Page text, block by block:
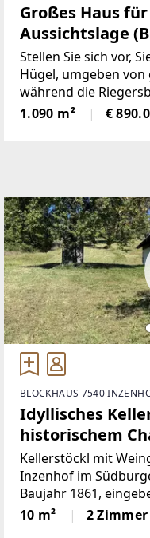
Großes Haus
Aussichtslage
Weingärten)
Stellen Sie sich vor,
Hügel, umgeben
während die
erscheint – genau
Hügellandschaft von
1.090 m² €
BLOCKHAUS 7540
Idyllisches
historischem
Weingärten &
Kellerstöckl mit
Inzenhof im
Baujahr 1861,
ObstbäumeDieses
Nutzfläche von ca.
10 m² 2 Zimmer